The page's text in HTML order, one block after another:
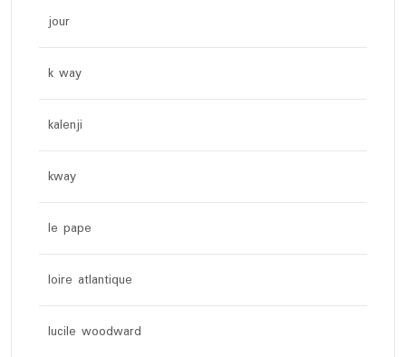
jour
k way
kalenji
kway
le pape
loire atlantique
lucile woodward